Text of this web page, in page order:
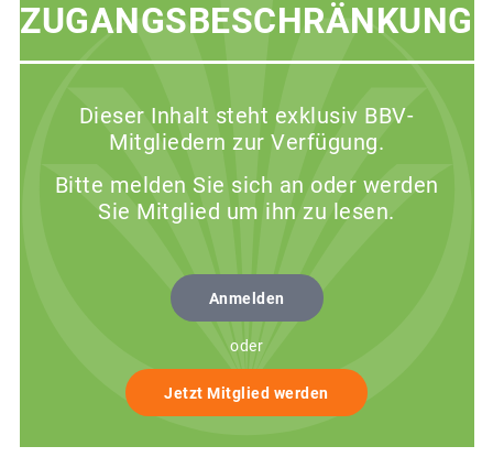
ZUGANGSBESCHRÄNKUNG
Dieser Inhalt steht exklusiv BBV-
Mitgliedern zur Verfügung.
Bitte melden Sie sich an oder werden
Sie Mitglied um ihn zu lesen.
Anmelden
oder
Jetzt Mitglied werden